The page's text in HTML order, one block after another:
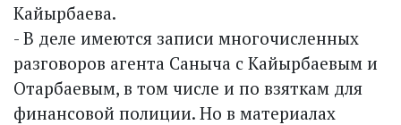
Кайырбаева.
- В деле имеются записи многочисленных
разговоров агента Саныча с Кайырбаевым и
Отарбаевым, в том числе и по взяткам для
финансовой полиции. Но в материалах